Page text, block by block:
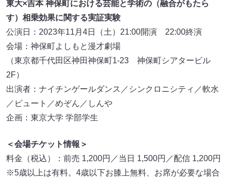
東大×吉本 神保町における芸能と学術の（融合がもたら
す）相乗効果に関する実証実験
公演日：2023年11月4日（土）21:00開演 22:00終演
会場：神保町よしもと漫才劇場
（東京都千代田区神田神保町1-23 神保町シアタービル
2F）
出演者：ナイチンゲールダンス／シンクロニシティ／軟水
／ピュート／めぞん／しんや
企画：東京大学 学部学生
＜会場チケット情報＞
料金（税込）：前売 1,200円／当日 1,500円／配信 1,200円
※5歳以上は有料。4歳以下お膝上無料、お席が必要な場合